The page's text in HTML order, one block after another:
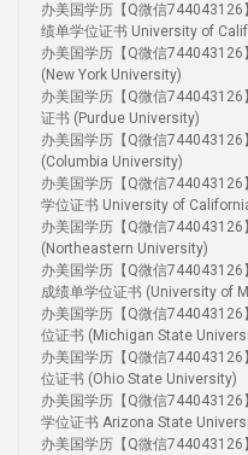
办美国学历【Q微信
绩单学位证书 University of
办美国学历【Q微信744043126
(New York University)
办美国学历【Q微信
证书 (Purdue University)
办美国学历【Q微信
(Columbia University)
办美国学历【Q微信
学位证书 University of
办美国学历【Q微信744043126
(Northeastern University)
办美国学历【Q微信
成绩单学位证书 (University of
办美国学历【Q微信
位证书 (Michigan State
办美国学历【Q微信
位证书 (Ohio State University)
办美国学历【Q微信
学位证书 Arizona State
办美国学历【Q微信